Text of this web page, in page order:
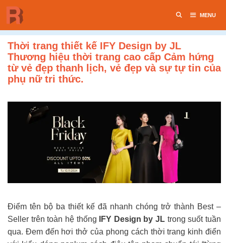
Chuyển
đến
nội
dung
MENU
Thời trang thiết kế IFY Design by JL
Thương hiệu thời trang cao cấp Cảm hứng
từ vẻ đẹp thanh lịch, vẻ đẹp và sự tự tin của
phụ nữ tri thức.
Điểm tên bộ ba thiết kế đã nhanh chóng trở thành Best –
Seller trên toàn hệ thống
IFY Design by JL trong suốt tuần
qua. Đem đến hơi thở của phong cách thời trang kinh điển